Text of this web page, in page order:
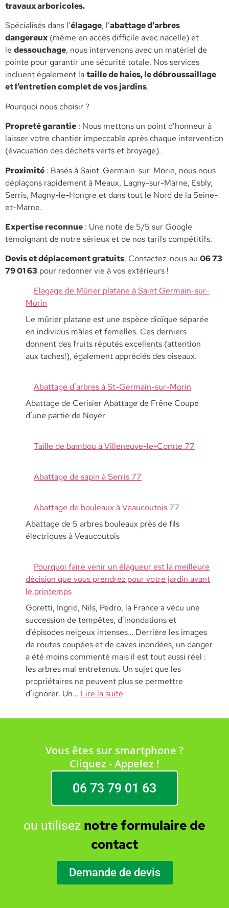
travaux arboricoles.
​Spécialisés dans l’élagage, l’abattage d’arbres
dangereux (même en accès difficile avec nacelle) et
le dessouchage, nous intervenons avec un matériel de
pointe pour garantir une sécurité totale. Nos services
incluent également lataille de haies, le débroussaillage
et l’entretien complet de vos jardins.
​Pourquoi nous choisir ?
​Propreté garantie : Nous mettons un point d’honneur à
laisser votre chantier impeccable après chaque intervention
(évacuation des déchets verts et broyage).
​Proximité : Basés à Saint-Germain-sur-Morin, nous nous
déplaçons rapidement à Meaux, Lagny-sur-Marne, Esbly,
Serris, Magny-le-Hongre et dans tout le Nord de la Seine-
et-Marne.
​Expertise reconnue : Une note de 5/5 sur Google
témoignant de notre sérieux et de nos tarifs compétitifs.
​Devis et déplacement gratuits. Contactez-nous au 06 73
79 01 63 pour redonner vie à vos extérieurs !
Elagage de Mûrier platane à Saint Germain-sur-
Morin
Le mûrier platane est une espèce dioïque séparée
en individus mâles et femelles. Ces derniers
donnent des fruits réputés excellents (attention
aux taches!), également appréciés des oiseaux.
Abattage d’arbres à St-Germain-sur-Morin
Abattage de Cerisier Abattage de Frêne Coupe
d’une partie de Noyer
Taille de bambou à Villeneuve-le-Comte 77
Abattage de sapin à Serris 77
Abattage de bouleaux à Veaucoutois 77
Abattage de 5 arbres bouleaux près de fils
électriques à Veaucoutois
Pourquoi faire venir un élagueur est la meilleure
décision que vous prendrez pour votre jardin avant
le printemps
Goretti, Ingrid, Nils, Pedro, la France a vécu une
succession de tempêtes, d’inondations et
d’épisodes neigeux intenses… Derrière les images
de routes coupées et de caves inondées, un danger
a été moins commenté mais il est tout aussi réel :
les arbres mal entretenus. Un sujet que les
propriétaires ne peuvent plus se permettre
d’ignorer. Un… Lire la suite
Vous êtes sur smartphone ?
Cliquez - Appelez !
06 73 79 01 63
ou utilisez notre formulaire de
contact
Demande de devis